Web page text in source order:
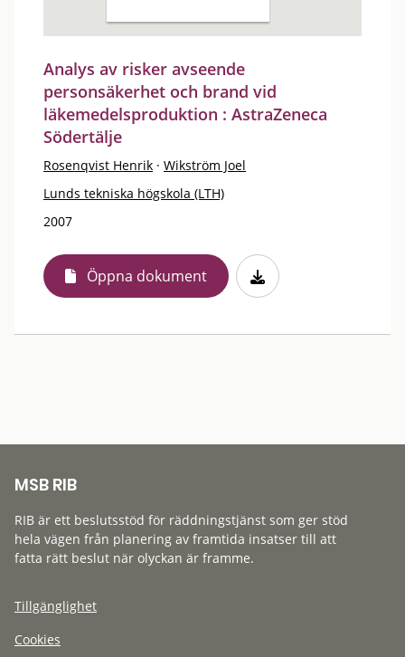
Analys av risker avseende
personsäkerhet och brand vid
läkemedelsproduktion : AstraZeneca
Södertälje
Rosenqvist Henrik · Wikström Joel
Lunds tekniska högskola (LTH)
2007
Öppna dokument
MSB RIB
RIB är ett beslutsstöd för räddningstjänst som ger stöd
hela vägen från planering av framtida insatser till att
fatta rätt beslut när olyckan är framme.
Tillgänglighet
Cookies